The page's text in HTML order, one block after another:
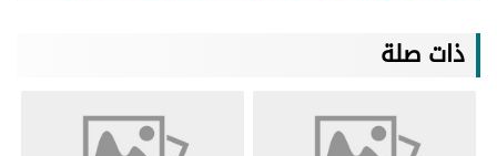
ذات صلة